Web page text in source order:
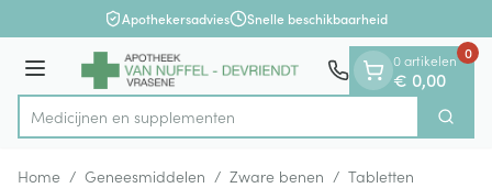
Ga naar de inhoudApothekersadvies Snelle beschikbaarheid
Menu
Product, merk, categorie...
Medic Zoek
0 artikelen
€ 0,00
0
Home / Geneesmiddelen / Zware benen / Tabletten